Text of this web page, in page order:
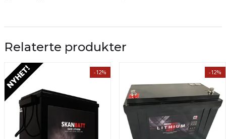
Relaterte produkter
-12% -12%